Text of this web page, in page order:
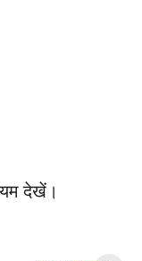
देखें।